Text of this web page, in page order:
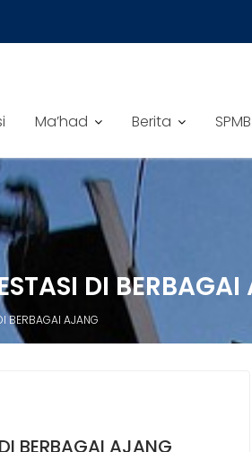
Ma’had Berita
DI
BERBAGAI AJANG
BERBAGAI AJANG